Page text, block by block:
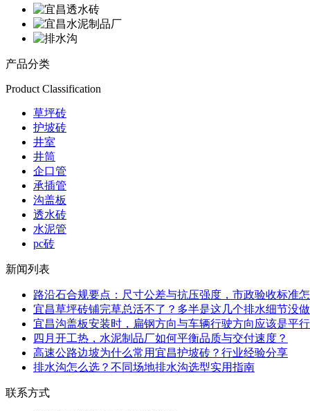
产品分类
Product Classification
草坪砖
护坡砖
井室
井筒
企口管
承插管
沟盖板
透水砖
水泥管
pc砖
新闻列表
路沿石合规要点：尺寸公差与抗压强度，市政验收标准
宜昌草坪砖铺完草总活不了？多半是这几个排水细节没
宜昌沟盖板安装时，扁钢方向与车辆行驶方向应该是平
四月开工热，水泥制品厂如何平衡品质与交付速度？
高速公路边坡为什么常用宜昌护坡砖？行业经验分享
排水沟怎么选？不同场地排水沟选型实用指南
联系方式